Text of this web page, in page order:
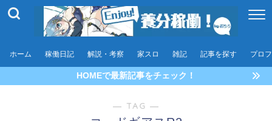
ホーム 稼働日記 解説・考察 家スロ 雑記 記事を探す プロ
HOMEで最新記事をチェック！
― TAG ―